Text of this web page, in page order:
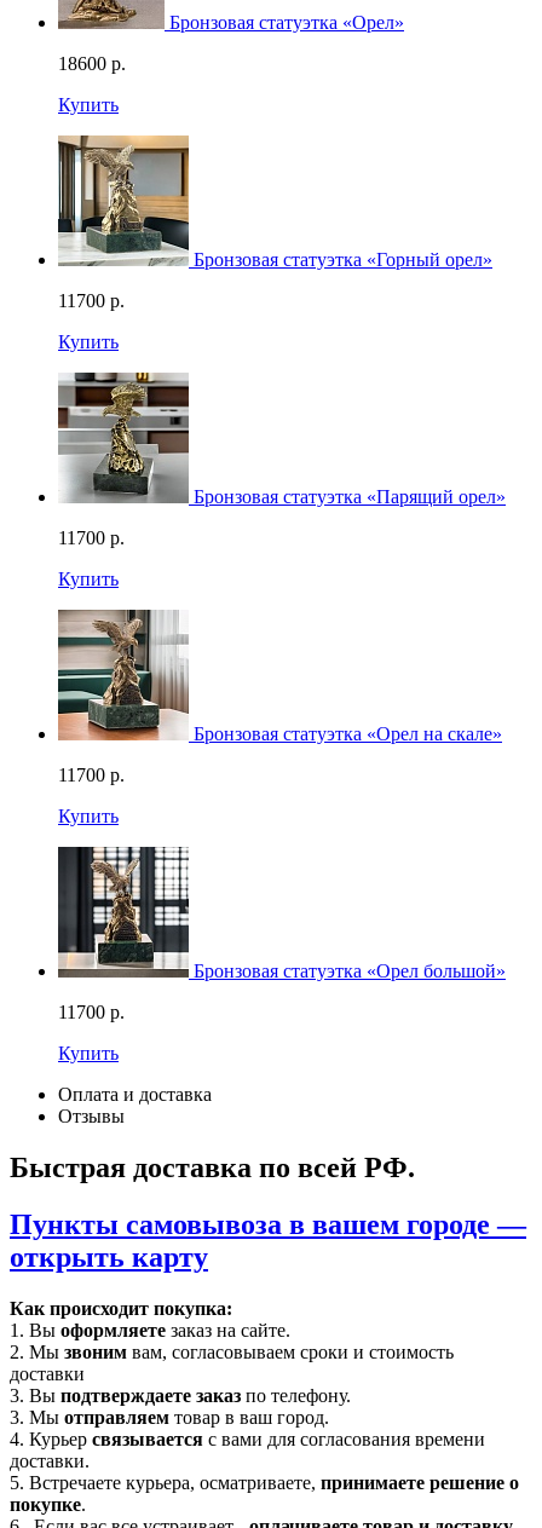
Бронзовая статуэтка «Орел»
18600 р.
Купить
Бронзовая статуэтка «Горный орел»
11700 р.
Купить
Бронзовая статуэтка «Парящий орел»
11700 р.
Купить
Бронзовая статуэтка «Орел на скале»
11700 р.
Купить
Бронзовая статуэтка «Орел большой»
11700 р.
Купить
Оплата и доставка
Отзывы
Быстрая доставка по всей РФ.
Пункты самовывоза в вашем городе —
открыть карту
Как происходит покупка:
1. Вы оформляете заказ на сайте.
2. Мы звоним вам, согласовываем сроки и стоимость
доставки
3. Вы подтверждаете заказ по телефону.
3. Мы отправляем товар в ваш город.
4. Курьер связывается с вами для согласования времени
доставки.
5. Встречаете курьера, осматриваете, принимаете решение о
покупке.